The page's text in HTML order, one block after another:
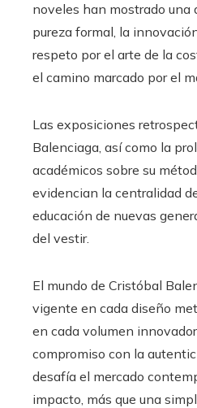
noveles han mostrado una
pureza formal, la
respeto por el arte de la
el camino marcado por el
Las exposiciones
Balenciaga, así como la
académicos sobre su
evidencian la centralidad
educación de nuevas
del vestir.
El mundo de Cristóbal
vigente en cada diseño
en cada volumen
compromiso con la
desafía el mercado
impacto, más que una